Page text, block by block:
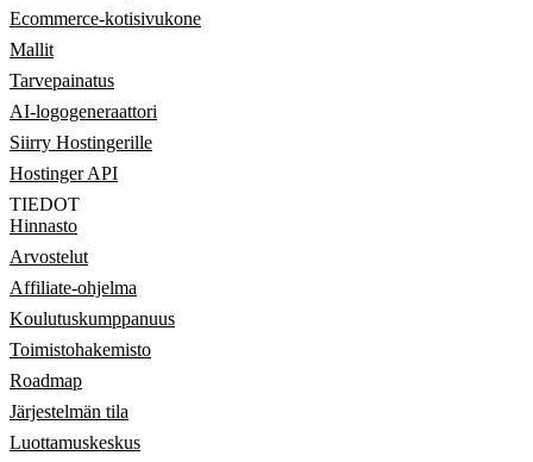
Ecommerce-kotisivukone
Mallit
Tarvepainatus
AI-logogeneraattori
Siirry Hostingerille
Hostinger API
TIEDOT
Hinnasto
Arvostelut
Affiliate-ohjelma
Koulutuskumppanuus
Toimistohakemisto
Roadmap
Järjestelmän tila
Luottamuskeskus